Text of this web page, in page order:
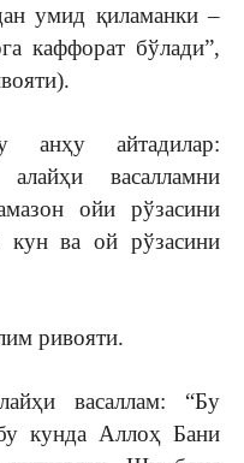
умид қиламанки –
каффорат бўлади”,
анҳу айтадилар:
алайҳи васалламни
ойи рўзасини
кун ва ой рўзасини
ривояти.
васаллам: “Бу
кунда Аллоҳ Бани